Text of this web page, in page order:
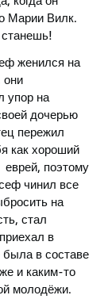
Марии Вилк.
женился на
они
упор на
дочерью
пережил
как хороший
поэтому
чинил все
на
стал
в
в составе
и каким-то
молодёжи.